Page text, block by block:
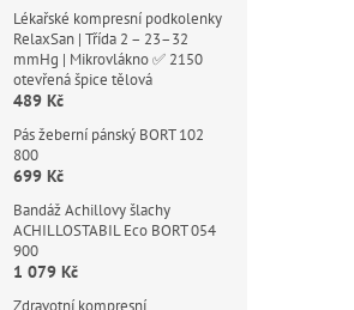
Lékařské kompresní podkolenky
RelaxSan | Třída 2 – 23–32
mmHg | Mikrovlákno ✅ 2150
otevřená špice tělová
489 Kč
Pás žeberní pánský BORT 102
800
699 Kč
Bandáž Achillovy šlachy
ACHILLOSTABIL Eco BORT 054
900
1 079 Kč
Zdravotní kompresní